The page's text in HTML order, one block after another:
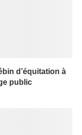
d’équitation à
public